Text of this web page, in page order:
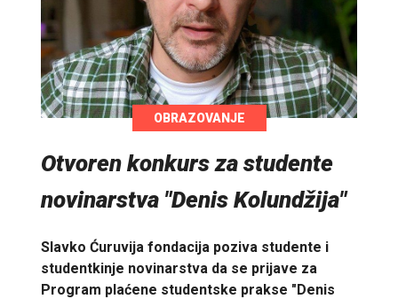
OBRAZOVANJE
Otvoren konkurs za studente
novinarstva "Denis Kolundžija"
Slavko Ćuruvija fondacija poziva studente i
studentkinje novinarstva da se prijave za
Program plaćene studentske prakse "Denis